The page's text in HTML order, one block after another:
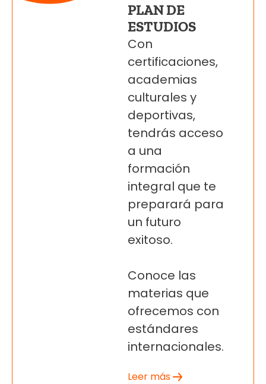
PLAN DE
ESTUDIOS
Con
certificaciones,
academias
culturales y
deportivas,
tendrás acceso
a una
formación
integral que te
preparará para
un futuro
exitoso.
Conoce las
materias que
ofrecemos con
estándares
internacionales.
Leer más